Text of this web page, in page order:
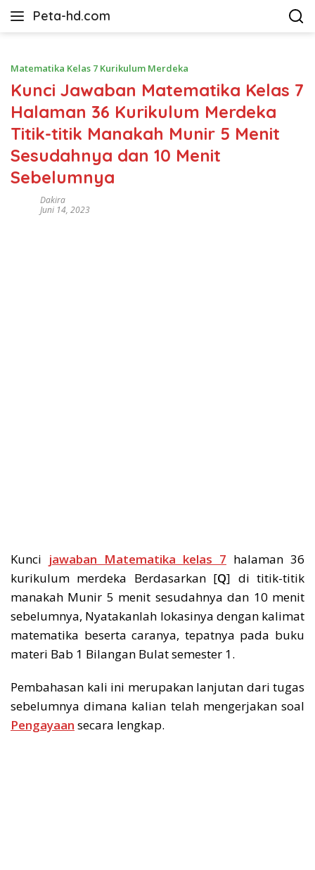
Peta-hd.com
Kumpulan
HD
Matematika Kelas 7 Kurikulum Merdeka
Kunci Jawaban Matematika Kelas 7
Halaman 36 Kurikulum Merdeka
Titik-titik Manakah Munir 5 Menit
Sesudahnya dan 10 Menit
Sebelumnya
Dakira
Juni 14, 2023
Kunci jawaban Matematika kelas 7 halaman 36
kurikulum merdeka Berdasarkan [Q] di titik-titik
manakah Munir 5 menit sesudahnya dan 10 menit
sebelumnya, Nyatakanlah lokasinya dengan kalimat
matematika beserta caranya, tepatnya pada buku
materi Bab 1 Bilangan Bulat semester 1.
Pembahasan kali ini merupakan lanjutan dari tugas
sebelumnya dimana kalian telah mengerjakan soal
Pengayaan secara lengkap.